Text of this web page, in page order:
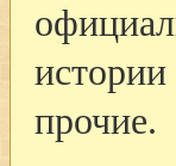
прочие.